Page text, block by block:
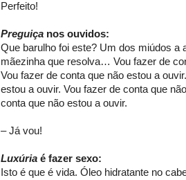
Perfeito!
Preguiça nos ouvidos:
Que barulho foi este? Um dos miúdos a
mãezinha que resolva… Vou fazer de
Vou fazer de conta que não estou a
estou a ouvir. Vou fazer de conta que
conta que não estou a ouvir.
– Já vou!
Luxúria é fazer sexo:
Isto é que é vida. Óleo hidratante no